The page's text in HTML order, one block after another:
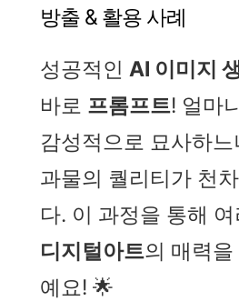
방출 & 활용 사례
성공적인 AI 이미지
바로 프롬프트! 얼마
감성적으로 묘사하
과물의 퀄리티가 천
다. 이 과정을 통해
디지털아트의 매력
예요! 🌟